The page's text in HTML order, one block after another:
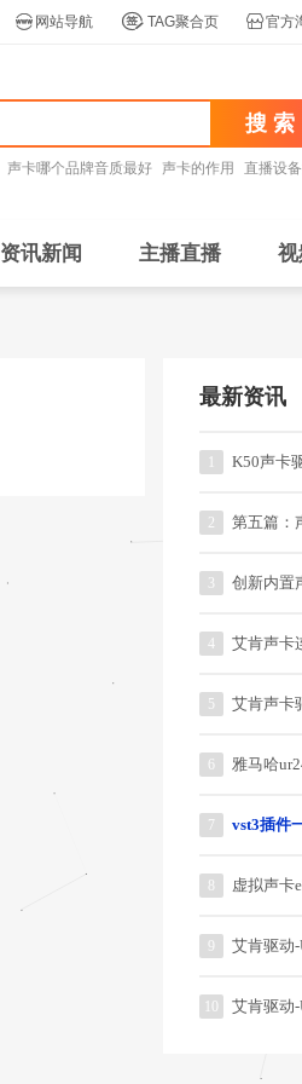
 网站导航  TAG聚合页 官方
搜 索
声卡哪个品牌音质最好 声卡的作用 直播设
资讯新闻 主播直播
最新资讯
K50声卡驱
2 第五篇：声卡
3 创新内置
4 艾肯声卡连接
5 艾肯声卡驱
6 雅马哈
7 vst3插件一键
虚拟声卡
9 艾肯驱动-
艾肯驱动-